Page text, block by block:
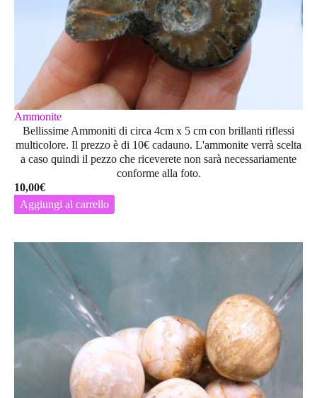
Ammonite
Bellissime Ammoniti di circa 4cm x 5 cm con brillanti riflessi
multicolore. Il prezzo è di 10€ cadauno. L'ammonite verrà scelta
a caso quindi il pezzo che riceverete non sarà necessariamente
conforme alla foto.
10,00€
Aggiungi al carrello